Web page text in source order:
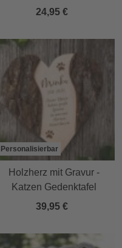
24,95 €
Personalisierbar
Holzherz mit Gravur -
Katzen Gedenktafel
39,95 €